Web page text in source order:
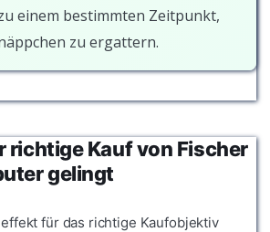
einem bestimmten Zeitpunkt,
zu ergattern.
richtige Kauf von Fischer
gelingt
für das richtige Kaufobjektiv